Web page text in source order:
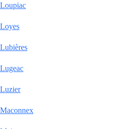
Loupiac
Loyes
Lubières
Lugeac
Luzier
Maconnex